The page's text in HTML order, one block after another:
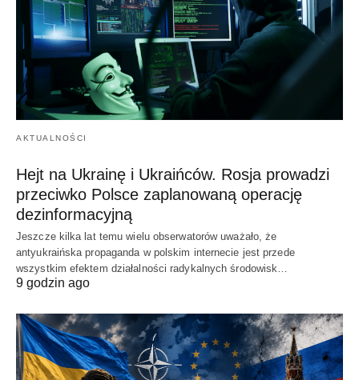
AKTUALNOŚCI
Hejt na Ukrainę i Ukraińców. Rosja prowadzi
przeciwko Polsce zaplanowaną operację
dezinformacyjną
Jeszcze kilka lat temu wielu obserwatorów uważało, że
antyukraińska propaganda w polskim internecie jest przede
wszystkim efektem działalności radykalnych środowisk…
9 godzin ago